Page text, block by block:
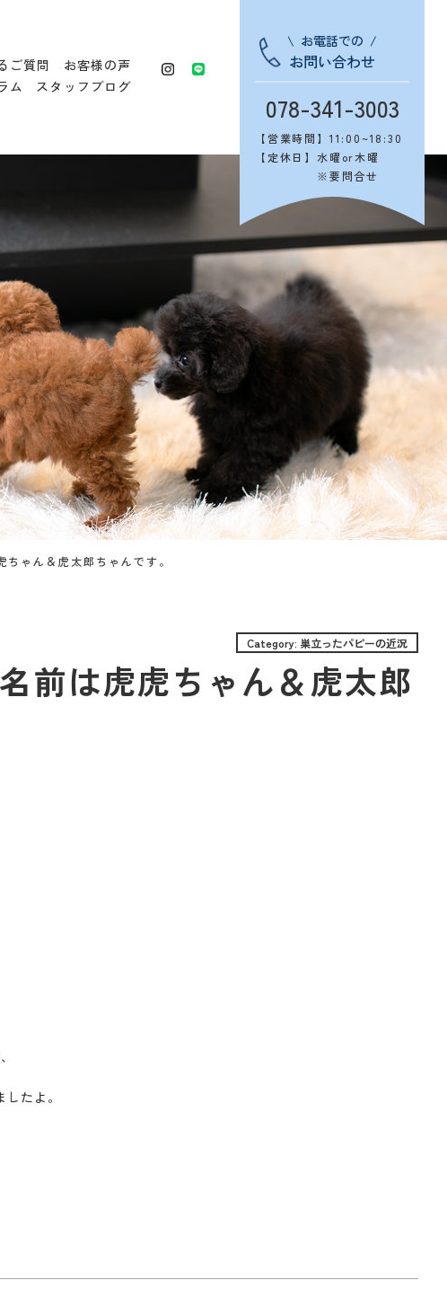
ご質問
お客様の声
ム スタッフブログ
お電話での
お問い合わせ
078-341-3003
【営業時間】 11:00~18:30
【定休日】 水曜or木曜
※要問合せ
ゃん＆虎太郎ちゃんです。
Category: 巣立ったパピーの近況
前は虎虎ちゃん＆虎太郎
たよ。